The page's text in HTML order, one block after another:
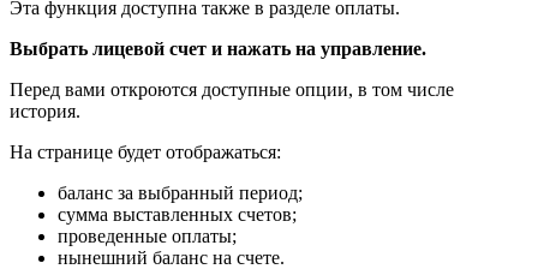
Эта функция доступна также в разделе оплаты.
Выбрать лицевой счет и нажать на управление.
Перед вами откроются доступные опции, в том числе
история.
На странице будет отображаться:
баланс за выбранный период;
сумма выставленных счетов;
проведенные оплаты;
нынешний баланс на счете.